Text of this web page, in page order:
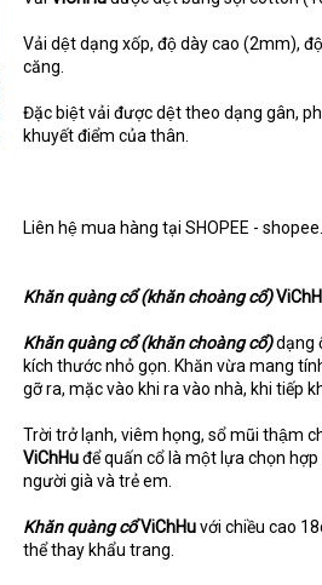
Vải dệt dạng xốp, độ dày cao (2mm),
căng.
Đặc biệt vải được dệt theo dạng gân,
khuyết điểm của thân.
Liên hệ mua hàng tại SHOPEE -
Khăn quàng cổ (khăn choàng cổ)
Khăn quàng cổ (khăn choàng cổ)dạng
kích thước nhỏ gọn. Khăn vừa mang
gỡ ra, mặc vào khi ra vào nhà, khi tiếp
Trời trở lạnh, viêm họng, sổ mũi thậm
ViChHuđể quấn cổ là một lựa chọn
người già và trẻ em.
Khăn quàng cổViChHuvới chiều cao
thể thay khẩu trang.